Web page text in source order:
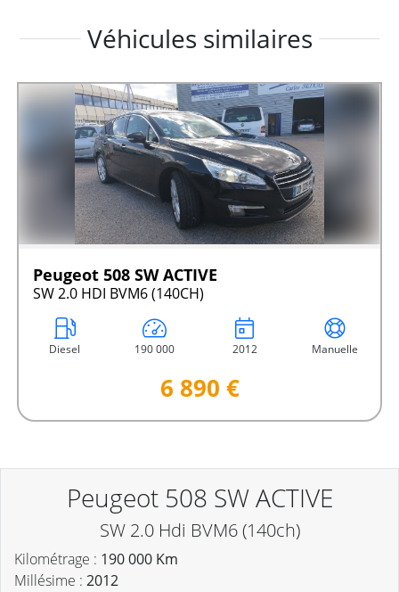
Véhicules similaires
Peugeot 508 SW ACTIVE
SW 2.0 HDI BVM6 (140CH)
Diesel 190 000 2012 Manuelle
6 890 €
Peugeot 508 SW ACTIVE
SW 2.0 Hdi BVM6 (140ch)
Kilométrage : 190 000 Km
Millésime : 2012